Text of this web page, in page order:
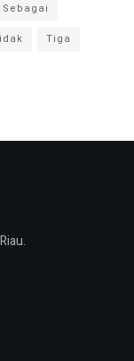
Sebagai
Tiga